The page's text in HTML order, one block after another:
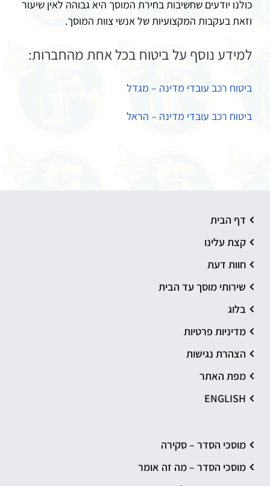
כולנו יודעים שחשיבות בחירת המוסך היא גבוהה לאין שיעור
וזאת בעקבות המקצועיות של אנשי צוות המוסך.
למידע נוסף על ביטוח בכל אחת מהחברות:
ביטוח רכב עובדי מדינה – מגדל
ביטוח רכב עובדי מדינה – הראל
דף הבית
קצת עלינו
חוות דעת
שירותי מוסך עד הבית
בלוג
מדיניות פרטיות
הצהרת נגישות
מפת האתר
ENGLISH
מוסכי הסדר – סקירה
מוסכי הסדר – מה זה אומר